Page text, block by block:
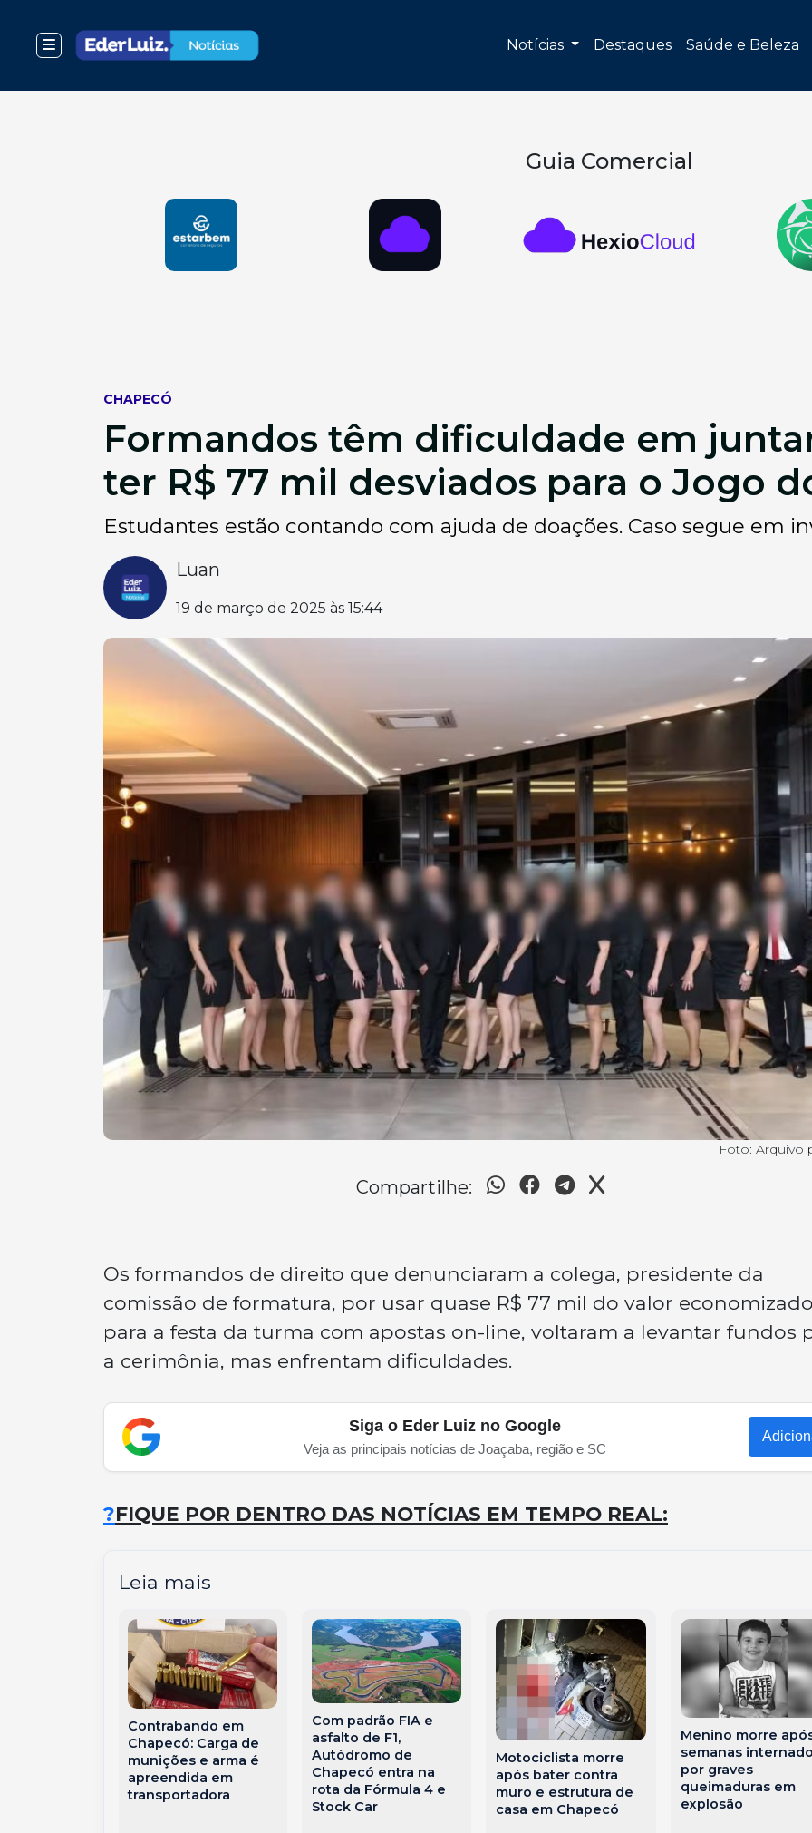
Notícias Destaques Saúde e Beleza
Guia Comercial
CHAPECÓ
Formandos têm dificuldade em
ter R$ 77 mil desviados para o Jogo
Estudantes estão contando com ajuda de doações. Caso segue em
Luan
19 de março de 2025 às 15:44
Foto: Arquivo
Compartilhe:
Os formandos de direito que denunciaram a colega, presidente da
comissão de formatura, por usar quase R$ 77 mil do valor economizado
para a festa da turma com apostas on-line, voltaram a levantar fundos
a cerimônia, mas enfrentam dificuldades.
Siga o Eder Luiz no Google
Veja as principais notícias de Joaçaba, região e SC
?FIQUE POR DENTRO DAS NOTÍCIAS EM TEMPO REAL:
Leia mais
Contrabando em
Chapecó: Carga de
munições e arma é
apreendida em
transportadora
Com padrão FIA e
asfalto de F1,
Autódromo de
Chapecó entra na
rota da Fórmula 4 e
Stock Car
Motociclista morre
após bater contra
muro e estrutura de
casa em Chapecó
Menino morre
semanas internado
por graves
queimaduras em
explosão